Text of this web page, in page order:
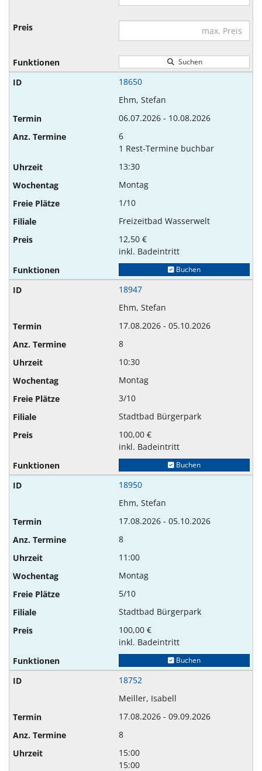
Suchen
18650
Ehm, Stefan
06.07.2026 - 10.08.2026
6
1 Rest-Termine buchbar
13:30
Montag
1/10
Freizeitbad Wasserwelt
12,50 €
inkl. Badeintritt
Buchen
18947
Ehm, Stefan
17.08.2026 - 05.10.2026
8
10:30
Montag
3/10
Stadtbad Bürgerpark
100,00 €
inkl. Badeintritt
Buchen
18950
Ehm, Stefan
17.08.2026 - 05.10.2026
8
11:00
Montag
5/10
Stadtbad Bürgerpark
100,00 €
inkl. Badeintritt
Buchen
18752
Meiller, Isabell
17.08.2026 - 09.09.2026
8
15:00
15:00